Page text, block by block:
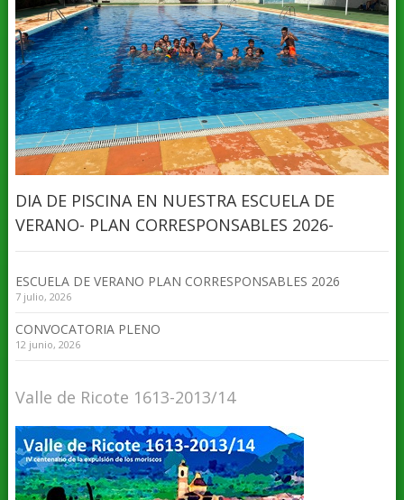
DIA DE PISCINA EN NUESTRA ESCUELA DE
VERANO- PLAN CORRESPONSABLES 2026-
ESCUELA DE VERANO PLAN CORRESPONSABLES 2026
7 julio, 2026
CONVOCATORIA PLENO
12 junio, 2026
Valle de Ricote 1613-2013/14